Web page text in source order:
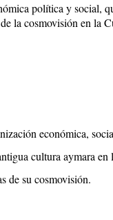
política y social,
la cosmovisión en la
económica,
cultura aymara en
de su cosmovisión.